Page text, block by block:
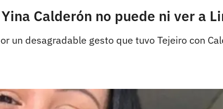
Calderón no puede ni ver a
un desagradable gesto que tuvo Tejeiro con